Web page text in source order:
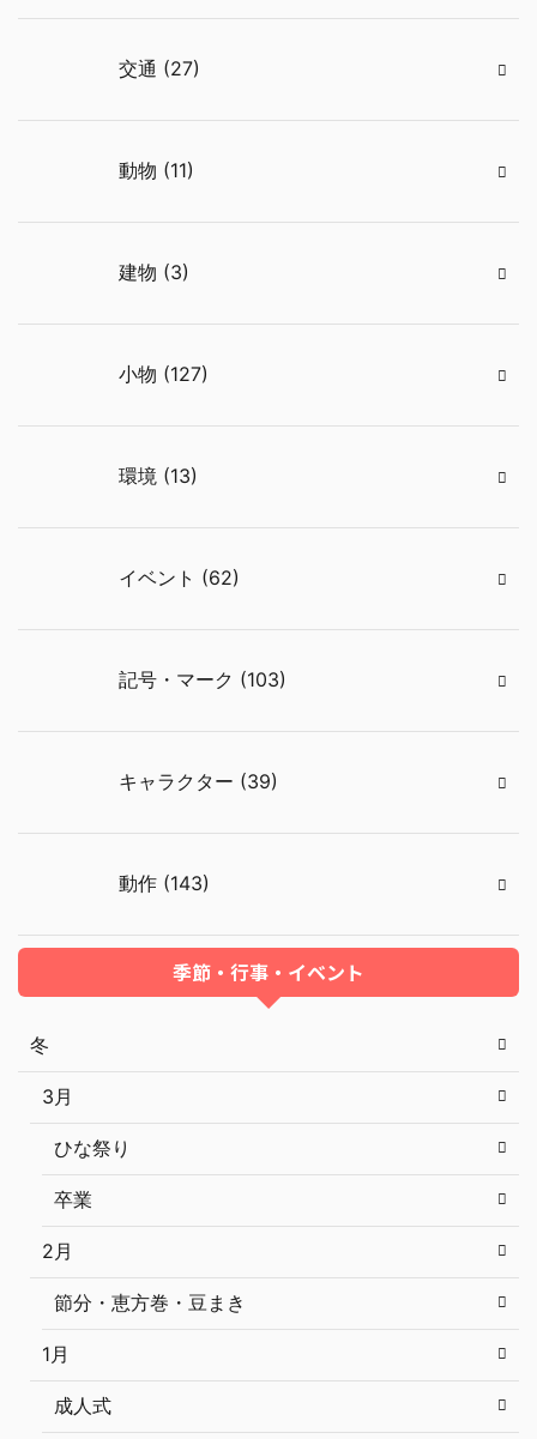
交通 (27)
動物 (11)
建物 (3)
小物 (127)
環境 (13)
イベント (62)
記号・マーク (103)
キャラクター (39)
動作 (143)
季節・行事・イベント
冬
3月
ひな祭り
卒業
2月
節分・恵方巻・豆まき
1月
成人式